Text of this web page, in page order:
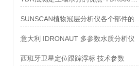
意大利 IDRONAUT 多参数水质分析仪
西班牙卫星定位跟踪浮标 技术参数